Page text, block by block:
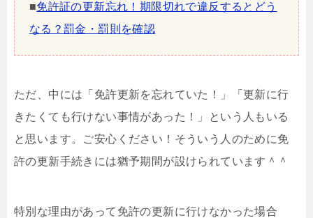
■免許証の更新忘れ！期限切れで違反するとどう
なる？罰金・罰則を確認
ただ、中には「免許更新を忘れていた！」「更新に行
きたくても行けない事情があった！」という人もいる
と思います。ご安心ください！そういう人のために免
許の更新手続きには猶予期間が設けられています＾＾
特別な理由があって免許の更新に行けなかった場合